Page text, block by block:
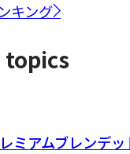
キング
topics
ミアムブレンデ